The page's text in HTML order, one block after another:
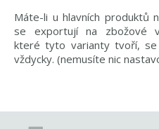
Máte-li u hlavních produktů
se exportují na zbožové
které tyto varianty tvoří, se
vždycky. (nemusíte nic